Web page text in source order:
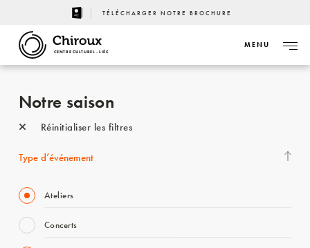
TÉLÉCHARGER NOTRE BROCHURE
CENTRE CULTUREL - LIÈGE
MENU
Notre saison
Réinitialiser les filtres
Type d’événement
Ateliers
Concerts